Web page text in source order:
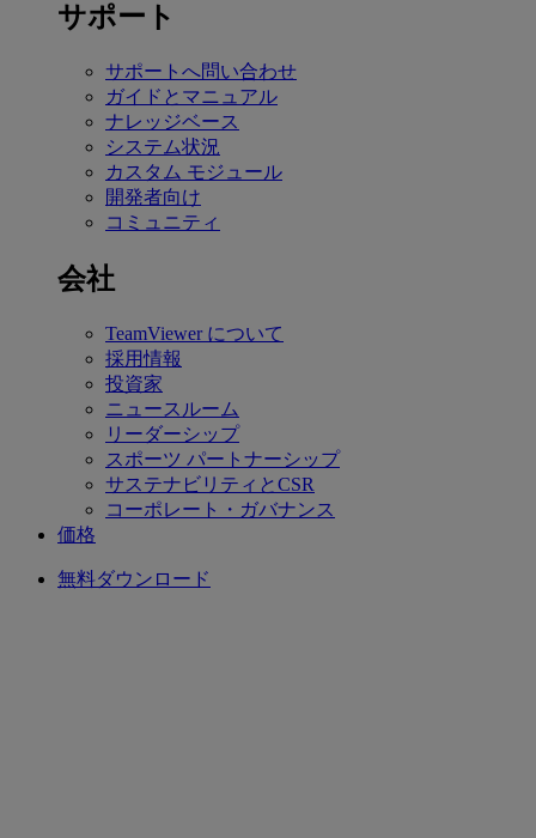
サポート
サポートへ問い合わせ
ガイドとマニュアル
ナレッジベース
システム状況
カスタム モジュール
開発者向け
コミュニティ
会社
TeamViewer について
採用情報
投資家
ニュースルーム
リーダーシップ
スポーツ パートナーシップ
サステナビリティとCSR
コーポレート・ガバナンス
価格
無料ダウンロード